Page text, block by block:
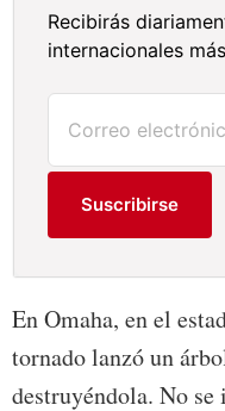
Recibirás
internacionales
Suscribirse
En Omaha, en el
tornado lanzó un
destruyéndola. No